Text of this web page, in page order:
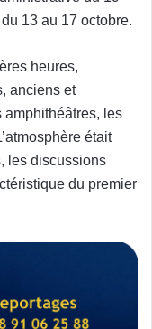
13 au 17 octobre.
heures,
anciens et
amphithéâtres, les
était
les discussions
du premier